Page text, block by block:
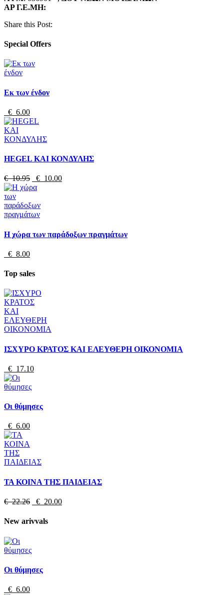
ΑΡ Γ.Ε.ΜΗ:
Share this Post:
Special Offers
Εκ των ένδον
€ 6.00
HEGEL ΚΑΙ ΚΟΝΔΥΛΗΣ
€ 10.95 € 10.00
Η χώρα των παράδοξων πραγμάτων
€ 8.00
Top sales
ΙΣΧΥΡΟ ΚΡΑΤΟΣ ΚΑΙ ΕΛΕΥΘΕΡΗ ΟΙΚΟΝΟΜΙΑ
€ 17.10
Οι θύμησες
€ 6.00
ΤΑ ΚΟΙΝΑ ΤΗΣ ΠΑΙΔΕΙΑΣ
€ 22.26 € 20.00
New arivvals
Οι θύμησες
€ 6.00